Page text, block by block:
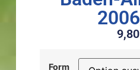
9,80
Form